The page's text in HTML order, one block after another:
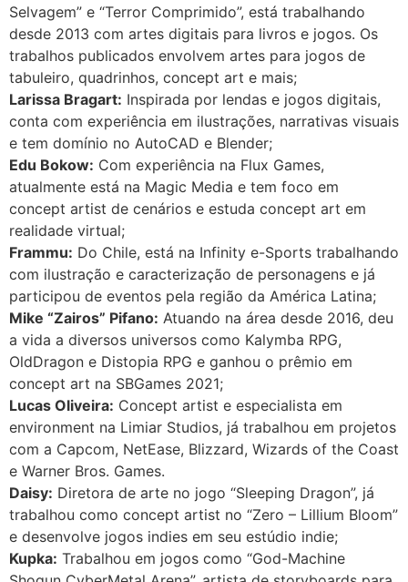
Selvagem” e “Terror Comprimido”, está trabalhando
desde 2013 com artes digitais para livros e jogos. Os
trabalhos publicados envolvem artes para jogos de
tabuleiro, quadrinhos, concept art e mais;
Larissa Bragart: Inspirada por lendas e jogos digitais,
conta com experiência em ilustrações, narrativas visuais
e tem domínio no AutoCAD e Blender;
Edu Bokow: Com experiência na Flux Games,
atualmente está na Magic Media e tem foco em
concept artist de cenários e estuda concept art em
realidade virtual;
Frammu: Do Chile, está na Infinity e-Sports trabalhando
com ilustração e caracterização de personagens e já
participou de eventos pela região da América Latina;
Mike “Zairos” Pifano: Atuando na área desde 2016, deu
a vida a diversos universos como Kalymba RPG,
OldDragon e Distopia RPG e ganhou o prêmio em
concept art na SBGames 2021;
Lucas Oliveira: Concept artist e especialista em
environment na Limiar Studios, já trabalhou em projetos
com a Capcom, NetEase, Blizzard, Wizards of the Coast
e Warner Bros. Games.
Daisy: Diretora de arte no jogo “Sleeping Dragon”, já
trabalhou como concept artist no “Zero – Lillium Bloom”
e desenvolve jogos indies em seu estúdio indie;
Kupka: Trabalhou em jogos como “God-Machine